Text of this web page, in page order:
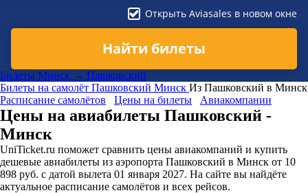
Открыть Aviasales в новом окне
Найти билеты
Билеты Минск → Пашковский
Билеты на самолёт Пашковский Минск Из Пашковский в Минск
Расписание самолётов
Цены на билеты Авиакомпании
Цены на авиабилеты Пашковский -
Минск
UniTicket.ru поможет сравнить цены авиакомпаний и купить
дешевые авиабилеты из аэропорта Пашковский в Минск от 10
898 руб. с датой вылета 01 января 2027. На сайте вы найдёте
актуальное расписание самолётов и всех рейсов.